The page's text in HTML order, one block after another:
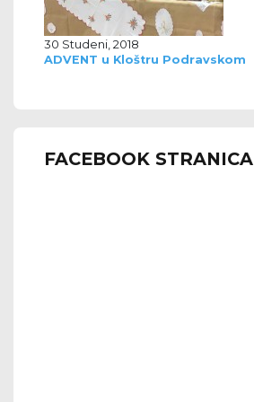
30 Studeni, 2018
ADVENT u Kloštru Podravskom
FACEBOOK STRANICA